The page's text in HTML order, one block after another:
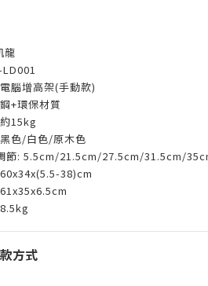
龍
腦增高架(手動款)
+環保材質
15kg
色/白色/原木色
節: 5.5cm/21.5cm/27.5cm/31.5cm/
38)cm
方式